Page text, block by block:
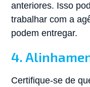
anteriores. Isso
trabalhar com a
podem entregar.
4.
Certifique-se de